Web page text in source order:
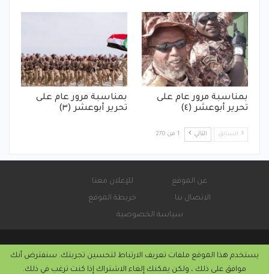
بمناسبة مرور عام على
تحرير أبوعشر (٤)
بمناسبة مرور عام على
تحرير أبوعشر (٣)
السابق التالي 1 من 270
عن الموقع
للإعلان معنا
الاتصال بنا
خريطة الموقع
سياسة الخصوصية
© 2026 - صحيفة كورة سودانية الإلكترونية.
يستخدم هذا الموقع ملفات تعريف الارتباط لتحسين تجربتك. سنفترض أنك
موافق على ذلك ، ولكن يمكنك إلغاء الاشتراك إذا كنت ترغب في ذلك.